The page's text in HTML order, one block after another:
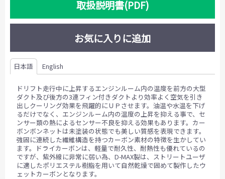
取扱説明書(PDF)
お気に入りに追加
日本語 English
ドリフト走行中に上昇するエンジンルーム内の温度を前方の大型
ダクト及び後方の3連フィン付きダクトより効率よく空気を引き
出しクーリング効果を飛躍的にＵＰさせます。油温や水温を下げ
るだけでなく、エンジンルーム内の温度の上昇を抑える事で、セ
ンサー類の熱によるセンサー不良を抑える効果もあります。カー
ボンボンネットは未塗装の状態でも美しい質感を表現できます。
強固に連続した繊維構造を持つカーボン素材の特徴を生かしてい
ます。ドライカーボンは、軽量で耐久性、耐熱性も優れているの
ですが、紫外線に非常に弱い為、D-MAX製は、ストリートユーザ
に適したポリエステル樹脂を用いて自然乾燥で固めて製作したウ
ェットカーボンとなります。